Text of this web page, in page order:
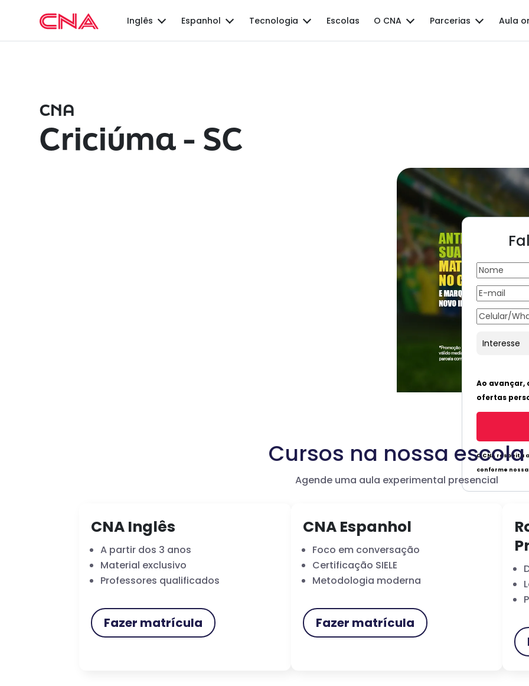
Inglês Espanhol Tecnologia Escolas O CNA Parcerias Aula
CNA
Criciúma - SC
Cursos na nossa escola
Agende uma aula experimental presencial
CNA Inglês
A partir dos 3 anos
Material exclusivo
Professores qualificados
Fazer matrícula
CNA Espanhol
Foco em conversação
Certificação SIELE
Metodologia moderna
Fazer matrícula